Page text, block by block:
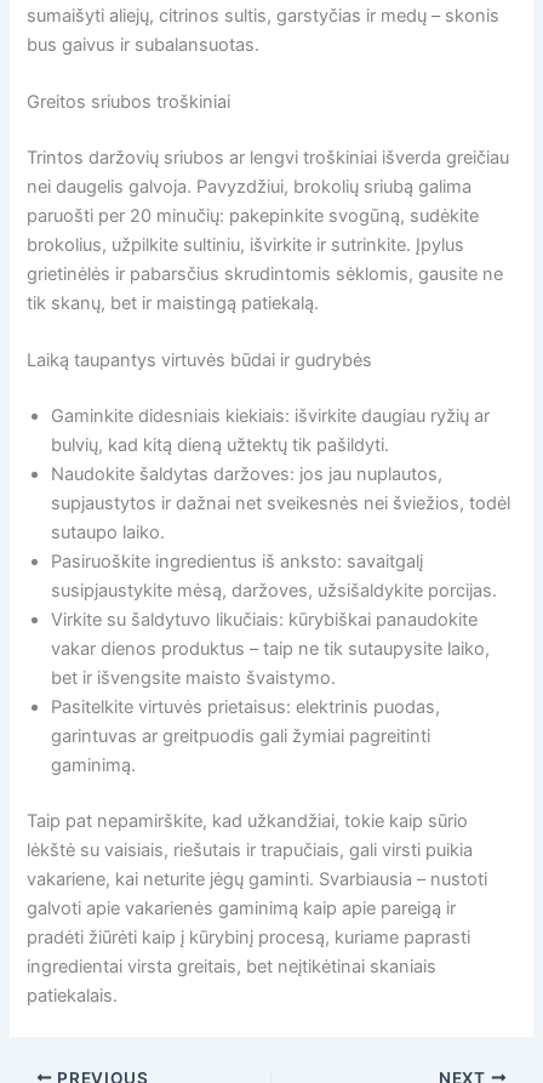
sumaišyti aliejų, citrinos sultis, garstyčias ir medų – skonis
bus gaivus ir subalansuotas.
Greitos sriubos troškiniai
Trintos daržovių sriubos ar lengvi troškiniai išverda greičiau
nei daugelis galvoja. Pavyzdžiui, brokolių sriubą galima
paruošti per 20 minučių: pakepinkite svogūną, sudėkite
brokolius, užpilkite sultiniu, išvirkite ir sutrinkite. Įpylus
grietinėlės ir pabarsčius skrudintomis sėklomis, gausite ne
tik skanų, bet ir maistingą patiekalą.
Laiką taupantys virtuvės būdai ir gudrybės
Gaminkite didesniais kiekiais: išvirkite daugiau ryžių ar
bulvių, kad kitą dieną užtektų tik pašildyti.
Naudokite šaldytas daržoves: jos jau nuplautos,
supjaustytos ir dažnai net sveikesnės nei šviežios, todėl
sutaupo laiko.
Pasiruoškite ingredientus iš anksto: savaitgalį
susipjaustykite mėsą, daržoves, užsišaldykite porcijas.
Virkite su šaldytuvo likučiais: kūrybiškai panaudokite
vakar dienos produktus – taip ne tik sutaupysite laiko,
bet ir išvengsite maisto švaistymo.
Pasitelkite virtuvės prietaisus: elektrinis puodas,
garintuvas ar greitpuodis gali žymiai pagreitinti
gaminimą.
Taip pat nepamirškite, kad užkandžiai, tokie kaip sūrio
lėkštė su vaisiais, riešutais ir trapučiais, gali virsti puikia
vakariene, kai neturite jėgų gaminti. Svarbiausia – nustoti
galvoti apie vakarienės gaminimą kaip apie pareigą ir
pradėti žiūrėti kaip į kūrybinį procesą, kuriame paprasti
ingredientai virsta greitais, bet neįtikėtinai skaniais
patiekalais.
PREVIOUS NEXT